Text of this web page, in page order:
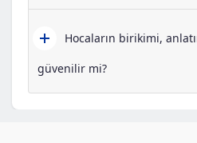
güvenilir mi?